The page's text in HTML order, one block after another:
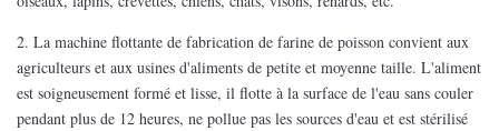
2. La machine flottante de fabrication de farine de poisson convient aux
agriculteurs et aux usines d'aliments de petite et moyenne taille. L'aliment
est soigneusement formé et lisse, il flotte à la surface de l'eau sans couler
pendant plus de 12 heures, ne pollue pas les sources d'eau et est stérilisé